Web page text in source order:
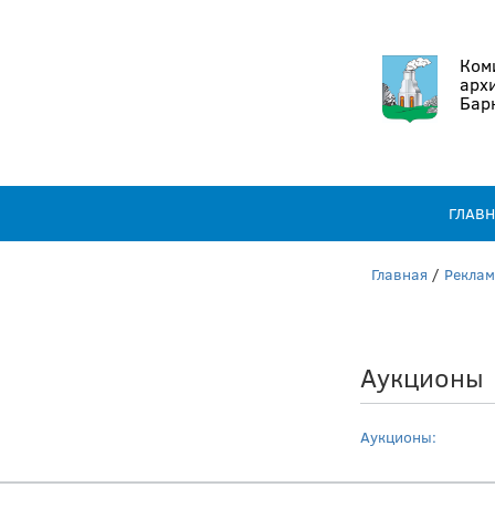
Главная /
Аукционы
Аукционы: